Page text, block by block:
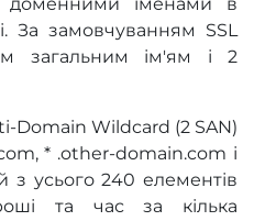
доменними іменами в
За замовчуванням SSL
загальним ім'ям і 2
Domain Wildcard (2 SAN)
* .other-domain.com і
з усього 240 елементів
та час за кілька